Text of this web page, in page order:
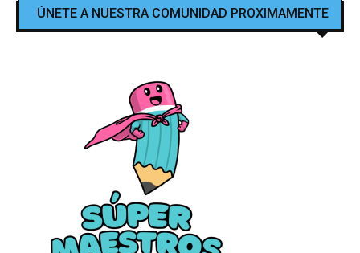
ÚNETE A NUESTRA COMUNIDAD PROXIMAMENTE